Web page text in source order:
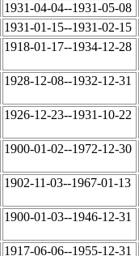
1931-04-04--1931-05-08
1931-01-15--1931-02-15
1918-01-17--1934-12-28
1928-12-08--1932-12-31
1926-12-23--1931-10-22
1900-01-02--1972-12-30
1902-11-03--1967-01-13
1900-01-03--1946-12-31
1917-06-06--1955-12-31